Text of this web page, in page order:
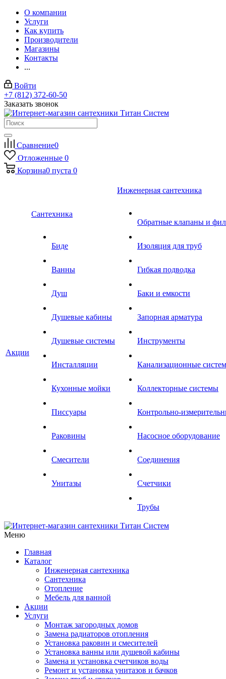
О компании
Услуги
Как купить
Производители
Магазины
Контакты
...
Войти
+7 (812) 372-60-50
Заказать звонок
Сравнение0
Отложенные 0
Корзина0 пуста 0
Акции
Сантехника
Биде
Ванны
Душ
Душевые кабины
Душевые системы
Инсталляции
Кухонные мойки
Писсуары
Раковины
Смесители
Унитазы
Инженерная сантехника
Обратные клапаны и
Изоляция для труб
Гибкая подводка
Баки и емкости
Запорная арматура
Инструменты
Канализационные
Коллекторные системы
Контрольно-
Насосное оборудование
Соединения
Счетчики
Трубы
Меню
Главная
Каталог
Инженерная сантехника
Сантехника
Отопление
Мебель для ванной
Акции
Услуги
Монтаж загородных домов
Замена радиаторов отопления
Установка раковин и смесителей
Установка ванны или душевой кабины
Замена и установка счетчиков воды
Ремонт и установка унитазов и бачков